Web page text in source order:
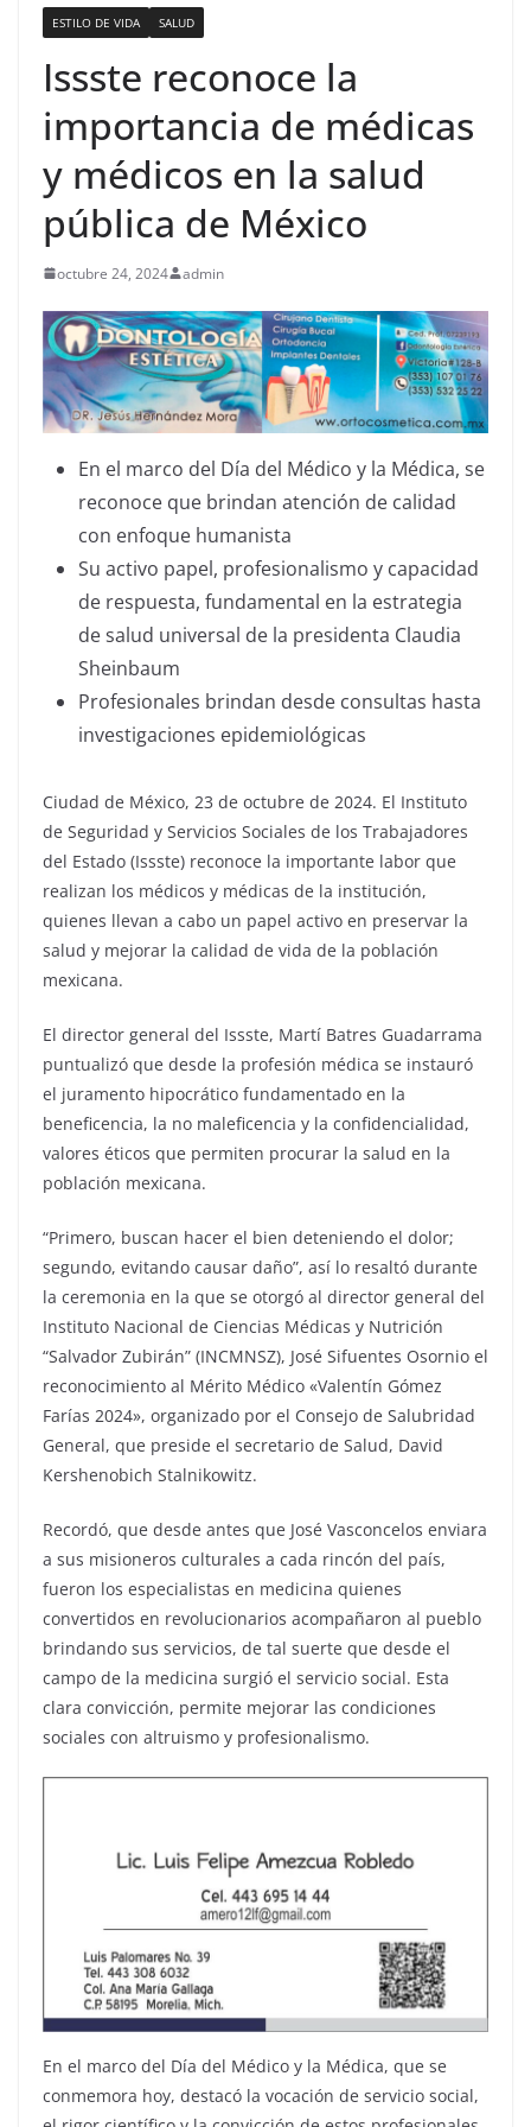
ESTILO DE VIDA SALUD
Issste reconoce la
importancia de médicas
y médicos en la salud
pública de México
octubre 24, 2024 admin
En el marco del Día del Médico y la Médica, se
reconoce que brindan atención de calidad
con enfoque humanista
Su activo papel, profesionalismo y capacidad
de respuesta, fundamental en la estrategia
de salud universal de la presidenta Claudia
Sheinbaum
Profesionales brindan desde consultas hasta
investigaciones epidemiológicas
Ciudad de México, 23 de octubre de 2024. El Instituto
de Seguridad y Servicios Sociales de los Trabajadores
del Estado (Issste) reconoce la importante labor que
realizan los médicos y médicas de la institución,
quienes llevan a cabo un papel activo en preservar la
salud y mejorar la calidad de vida de la población
mexicana.
El director general del Issste, Martí Batres Guadarrama
puntualizó que desde la profesión médica se instauró
el juramento hipocrático fundamentado en la
beneficencia, la no maleficencia y la confidencialidad,
valores éticos que permiten procurar la salud en la
población mexicana.
“Primero, buscan hacer el bien deteniendo el dolor;
segundo, evitando causar daño”, así lo resaltó durante
la ceremonia en la que se otorgó al director general del
Instituto Nacional de Ciencias Médicas y Nutrición
“Salvador Zubirán” (INCMNSZ), José Sifuentes Osornio el
reconocimiento al Mérito Médico «Valentín Gómez
Farías 2024», organizado por el Consejo de Salubridad
General, que preside el secretario de Salud, David
Kershenobich Stalnikowitz.
Recordó, que desde antes que José Vasconcelos enviara
a sus misioneros culturales a cada rincón del país,
fueron los especialistas en medicina quienes
convertidos en revolucionarios acompañaron al pueblo
brindando sus servicios, de tal suerte que desde el
campo de la medicina surgió el servicio social. Esta
clara convicción, permite mejorar las condiciones
sociales con altruismo y profesionalismo.
En el marco del Día del Médico y la Médica, que se
conmemora hoy, destacó la vocación de servicio social,